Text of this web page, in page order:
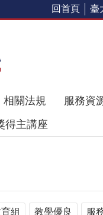
回首頁 臺
相關法規 服務資
得主講座
組 教學優良 服